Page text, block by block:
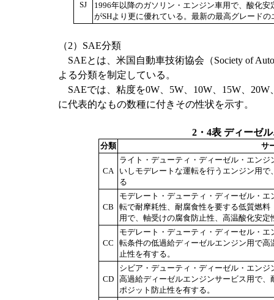
SJ
1996年以降のガソリン・エンジン車用で、酸化
がSHより更に優れている。最新の最高グレード
（2）SAE分類
SAEとは、米国自動車技術協会（Society of
よる分類を制定している。
SAEでは、粘度を0W、5W、10W、15W、20W
に代表的なもの数種に付きその性状を示す。
2・4表 ディーゼ
分類 サ
CA
ライト・デューティ・ディーゼル・エン
いしモデレートな運転を行うエンジン用
る
CB
モデレート・デューティ・ディーゼル・
転で耐摩耗性、耐腐食性を要する低質燃
用で、軸受けの腐食防止性、高温酸化安定
CC
モデレート・デューティ・ディーセル・
転条件の低過給ディーゼルエンジン用で
止性を有する。
CD
シビア・デューティ・ディーゼル・エン
高過給ディーゼルエンジンサービス用で
ポジット防止性を有する。